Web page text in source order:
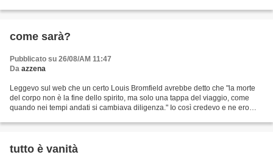
come sarà?
Pubblicato su 26/08/AM 11:47
Da azzena
Leggevo sul web che un certo Louis Bromfield avrebbe detto che "la morte
del corpo non è la fine dello spirito, ma solo una tappa del viaggio, come
quando nei tempi andati si cambiava diligenza." Io così credevo e ne ero
tutto è vanità